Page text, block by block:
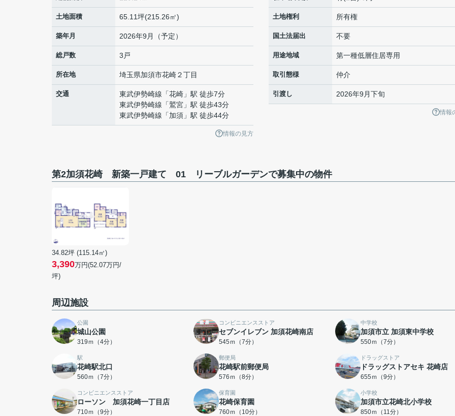
土地面積 65.11坪(215.26㎡)
築年月 2026年9月（予定）
総戸数 3戸
所在地 埼玉県加須市花崎２丁目
交通 東武伊勢崎線 「花崎 」駅 徒歩7分
東武伊勢崎線 「鷲宮 」駅 徒歩43分
東武伊勢崎線 「加須 」駅 徒歩44分
情報の見方
土地権利 所有権
国土法届出 不要
用途地域 第一種低層住居専用
取引態様 仲介
引渡し 2026年9月下旬
情報
第2加須花崎 新築一戸建て 01 リーブルガーデンで募集中の物件
34.82坪 (115.14㎡)
3,390万円(52.07万円/
坪)
周辺施設
公園
城山公園
319ｍ（4分）
コンビニエンスストア
セブンイレブン 加須花崎南店
545ｍ（7分）
中学校
加須市立 加須東中学校
550ｍ（7分）
駅
花崎駅北口
560ｍ（7分）
郵便局
花崎駅前郵便局
576ｍ（8分）
ドラッグストア
ドラッグストアセキ 花崎店
655ｍ（9分）
コンビニエンスストア
ローソン 加須花崎一丁目店
710ｍ（9分）
保育園
花崎保育園
760ｍ（10分）
小学校
加須市立花崎北小学校
850ｍ（11分）